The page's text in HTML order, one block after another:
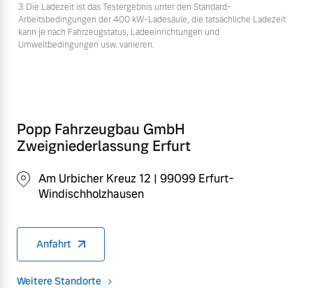
3 Die Ladezeit ist das Testergebnis unter den Standard-
Arbeitsbedingungen der 400 kW-Ladesäule, die tatsächliche Ladezeit
kann je nach Fahrzeugstatus, Ladeeinrichtungen und
Umweltbedingungen usw. variieren.
Popp Fahrzeugbau GmbH
Zweigniederlassung Erfurt
Am Urbicher Kreuz 12 | 99099 Erfurt-
Windischholzhausen
Anfahrt
Weitere Standorte